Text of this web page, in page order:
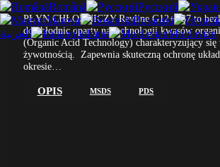
Română
Русский
Magyar
Bosanski
العربية
Italiano Moldavian
PŁYN CHŁODNICZY Revline G12+ -37 to
do chłodnic oparty na technologii kwasów
(Organic Acid Technology) charakteryzujący się
żywotnością. Zapewnia skuteczną ochronę
okresie…
OPIS MSDS PDS